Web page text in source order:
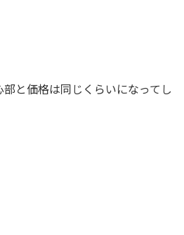
と価格は同じくらいになってし